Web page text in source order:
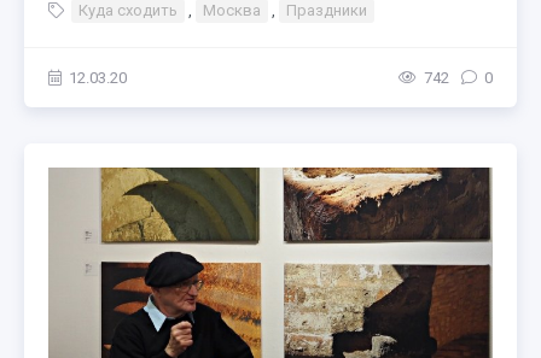
Куда сходить , Москва , Праздники
12.03.20 742 0